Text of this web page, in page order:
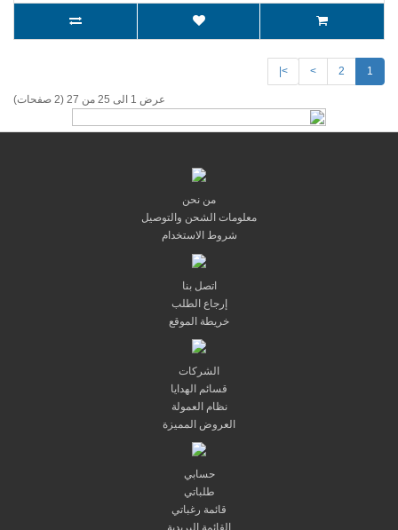
1
2
>
>|
عرض 1 الى 25 من 27 (2 صفحات)
من نحن
معلومات الشحن والتوصيل
شروط الاستخدام
اتصل بنا
إرجاع الطلب
خريطة الموقع
الشركات
قسائم الهدايا
نظام العمولة
العروض المميزة
حسابي
طلباتي
قائمة رغباتي
القائمة البريدية